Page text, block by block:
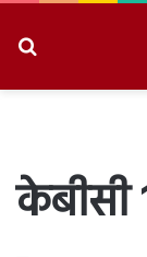
केबीसी